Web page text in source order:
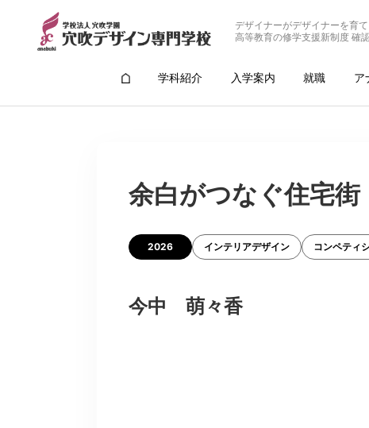
デザイナーがデザイナーを育
高等教育の修学支援新制度 確
学科紹介 入学案内 就職 ア
余白がつなぐ住宅街
2026 インテリアデザイン コンペティ
今中 萌々香